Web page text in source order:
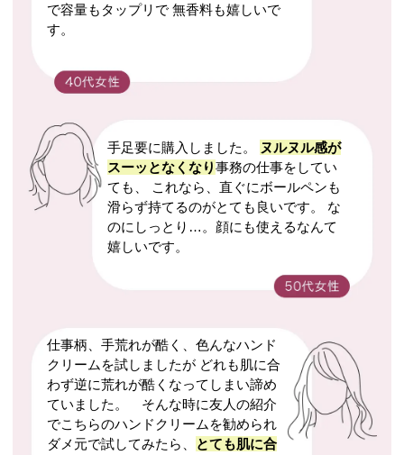
で容量もタップリで 無香料も嬉しいで
す。
手足要に購入しました。
ヌルヌル感が
スーッとなくなり事務の仕事をしてい
ても、 これなら、直ぐにボールペンも
滑らず持てるのがとても良いです。 な
のにしっとり…。顔にも使えるなんて
嬉しいです。
仕事柄、手荒れが酷く、色んなハンド
クリームを試しましたが どれも肌に合
わず逆に荒れが酷くなってしまい諦め
ていました。 そんな時に友人の紹介
でこちらのハンドクリームを勧められ
ダメ元で試してみたら、
とても肌に合